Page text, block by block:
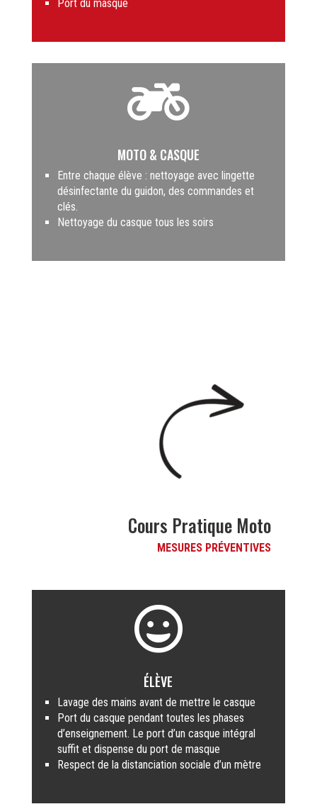
Port du masque

MOTO & CASQUE
Entre chaque élève : nettoyage avec lingette
désinfectante du guidon, des commandes et
clés.
Nettoyage du casque tous les soirs
Cours Pratique Moto
MESURES PRÉVENTIVES

ÉLÈVE
Lavage des mains avant de mettre le casque
Port du casque pendant toutes les phases
d’enseignement. Le port d’un casque intégral
suffit et dispense du port de masque
Respect de la distanciation sociale d’un mètre